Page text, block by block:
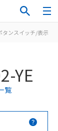
タンスイッチ/表示灯
YE
覧